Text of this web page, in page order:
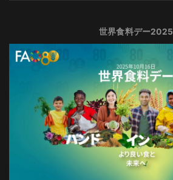
世界食料デー2025